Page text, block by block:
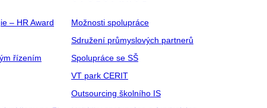
– HR Award
řízením
Možnosti spolupráce
Sdružení průmyslových partnerů
Spolupráce se SŠ
VT park CERIT
Outsourcing školního IS